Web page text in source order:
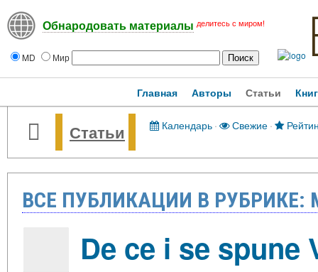
Обнародовать материалы делитесь с миром!
MD Мир
Главная Авторы Статьи
Статьи Календарь· Свежие·
ВСЕ ПУБЛИКАЦИИ В
De ce i se spune